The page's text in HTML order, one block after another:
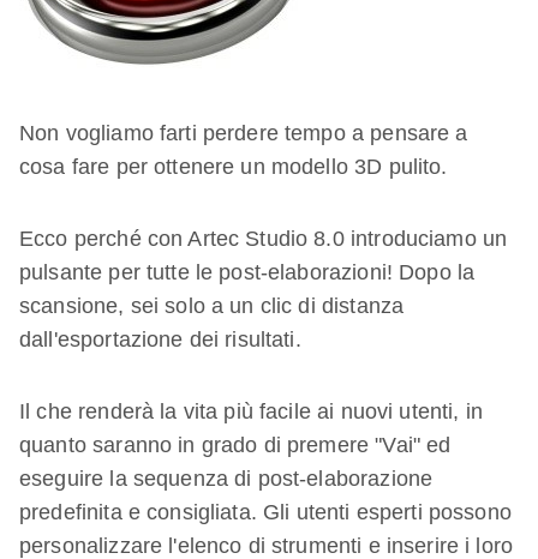
Non vogliamo farti perdere tempo a pensare a
cosa fare per ottenere un modello 3D pulito.
Ecco perché con Artec Studio 8.0 introduciamo un
pulsante per tutte le post-elaborazioni! Dopo la
scansione, sei solo a un clic di distanza
dall'esportazione dei risultati.
Il che renderà la vita più facile ai nuovi utenti, in
quanto saranno in grado di premere "Vai" ed
eseguire la sequenza di post-elaborazione
predefinita e consigliata. Gli utenti esperti possono
personalizzare l'elenco di strumenti e inserire i loro